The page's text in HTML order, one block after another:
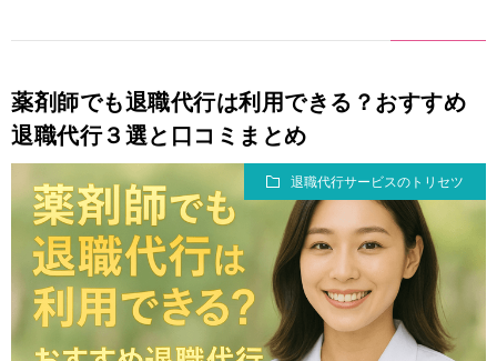
薬剤師でも退職代行は利用できる？おすすめ
退職代行３選と口コミまとめ
退職代行サービスのトリセツ